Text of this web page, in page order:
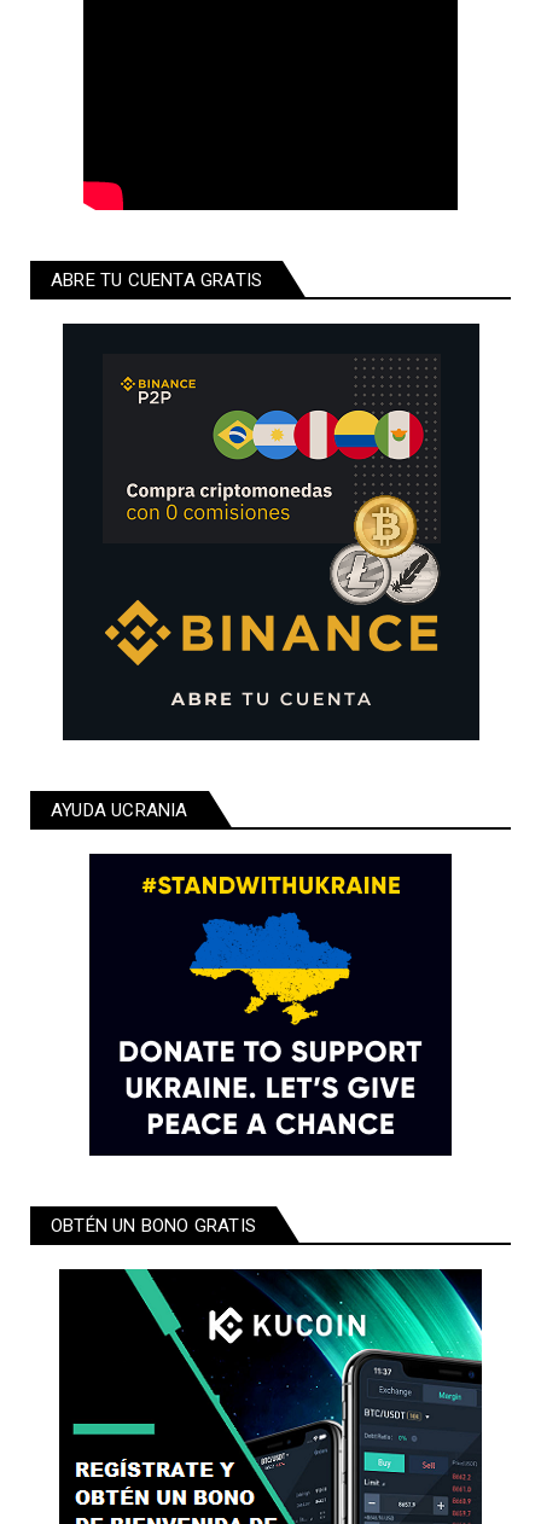
ABRE TU CUENTA GRATIS
AYUDA UCRANIA
OBTÉN UN BONO GRATIS